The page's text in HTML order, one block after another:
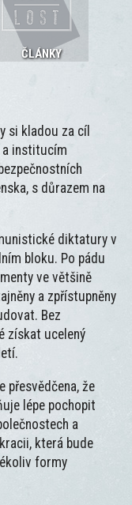
ČLÁNKY
si kladou za cíl
a institucím
s důrazem na
diktatury v
bloku. Po pádu
ve většině
a zpřístupněny
Bez
získat ucelený
přesvědčena, že
lépe pochopit
a
která bude
formy